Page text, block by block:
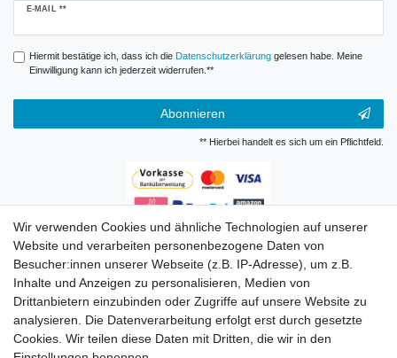
E-MAIL **
Newsletter
Hiermit bestätige ich, dass ich die Daten­schutz­erklärunggelesen habe. Meine
Einwilligung kann ich jederzeit widerrufen.**
Abonnieren
** Hierbei handelt es sich um ein Pflichtfeld.
Zahlungsarten
Wir verwenden Cookies und ähnliche Technologien auf unserer
Website und verarbeiten personenbezogene Daten von
Besucher:innen unserer Webseite (z.B. IP-Adresse), um z.B.
Inhalte und Anzeigen zu personalisieren, Medien von
Drittanbietern einzubinden oder Zugriffe auf unsere Website zu
analysieren. Die Datenverarbeitung erfolgt erst durch gesetzte
Cookies. Wir teilen diese Daten mit Dritten, die wir in den